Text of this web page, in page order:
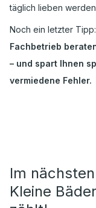
täglich lieben
Noch ein letzter Tipp:
Fachbetrieb
– und spart Ihnen
vermiedene Fehler.
Im
Kleine